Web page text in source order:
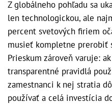
Z globálneho pohľadu sa
len technologickou, ale
percent svetových firiem
musieť kompletne prerobiť
Prieskum zároveň varuje:
transparentné pravidlá
zamestnanci k nej stratia
používať a celá investícia